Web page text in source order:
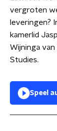
vergroten
leveringen?
kamerlid
Wijninga
Studies.
Speel